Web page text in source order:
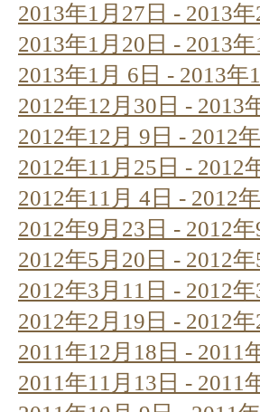
2013年1月27日 - 2013年
2013年1月20日 - 2013年
2013年1月 6日 - 2013年
2012年12月30日 - 2013
2012年12月 9日 - 2012
2012年11月25日 - 2012
2012年11月 4日 - 2012
2012年9月23日 - 2012年
2012年5月20日 - 2012年
2012年3月11日 - 2012年
2012年2月19日 - 2012年
2011年12月18日 - 2011
2011年11月13日 - 2011